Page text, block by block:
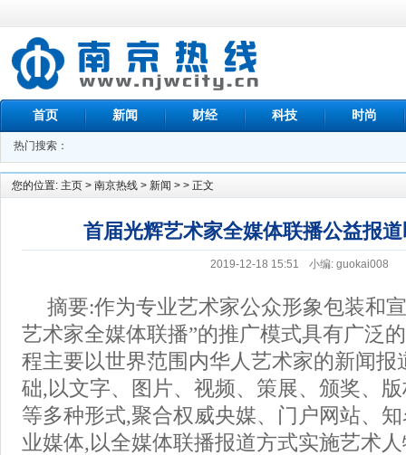
首页 新闻 财经 科技 时尚
热门搜索：
您的位置: 主页 > 南京热线 > 新闻 > > 正文
首届光辉艺术家全媒体联播公益报
2019-12-18 15:51 小编: guokai008
摘要:作为专业艺术家公众形象包装和
艺术家全媒体联播”的推广模式具有广泛
程主要以世界范围内华人艺术家的新闻报
础,以文字、图片、视频、策展、颁奖、
等多种形式,聚合权威央媒、门户网站、
业媒体,以全媒体联播报道方式实施艺术